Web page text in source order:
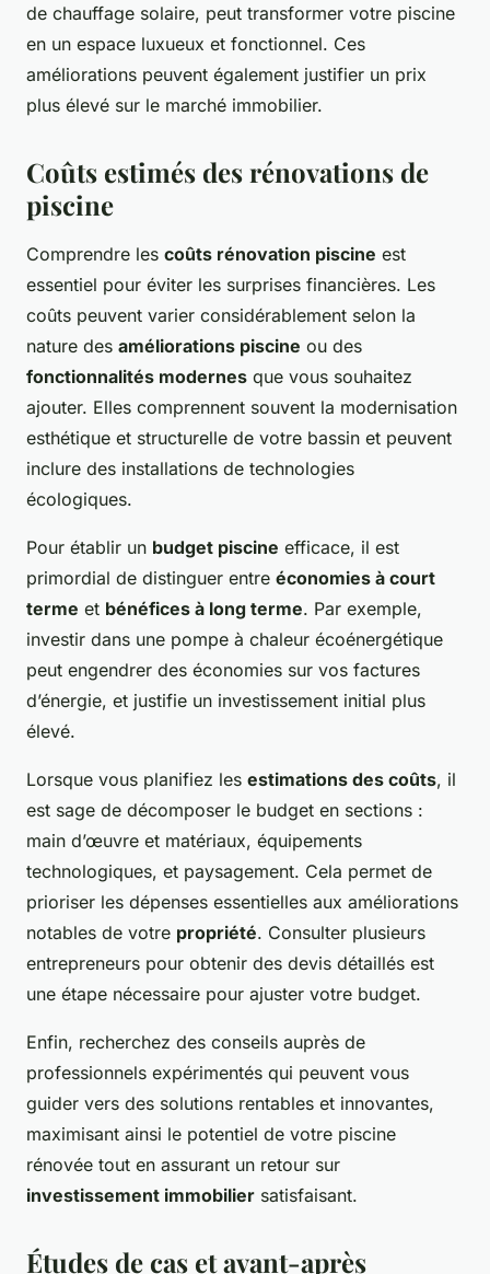
de chauffage solaire, peut transformer votre piscine
en un espace luxueux et fonctionnel. Ces
améliorations peuvent également justifier un prix
plus élevé sur le marché immobilier.
Coûts estimés des rénovations de
piscine
Comprendre les coûts rénovation piscine est
essentiel pour éviter les surprises financières. Les
coûts peuvent varier considérablement selon la
nature des améliorations piscine ou des
fonctionnalités modernes que vous souhaitez
ajouter. Elles comprennent souvent la modernisation
esthétique et structurelle de votre bassin et peuvent
inclure des installations de technologies
écologiques.
Pour établir un budget piscine efficace, il est
primordial de distinguer entre économies à court
terme et bénéfices à long terme. Par exemple,
investir dans une pompe à chaleur écoénergétique
peut engendrer des économies sur vos factures
d’énergie, et justifie un investissement initial plus
élevé.
Lorsque vous planifiez les estimations des coûts, il
est sage de décomposer le budget en sections :
main d’œuvre et matériaux, équipements
technologiques, et paysagement. Cela permet de
prioriser les dépenses essentielles aux améliorations
notables de votre propriété. Consulter plusieurs
entrepreneurs pour obtenir des devis détaillés est
une étape nécessaire pour ajuster votre budget.
Enfin, recherchez des conseils auprès de
professionnels expérimentés qui peuvent vous
guider vers des solutions rentables et innovantes,
maximisant ainsi le potentiel de votre piscine
rénovée tout en assurant un retour sur
investissement immobilier satisfaisant.
Études de cas et avant-après